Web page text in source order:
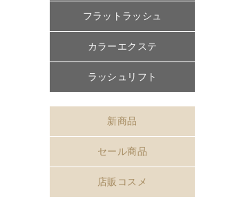
フラットラッシュ
カラーエクステ
ラッシュリフト
新商品
セール商品
店販コスメ